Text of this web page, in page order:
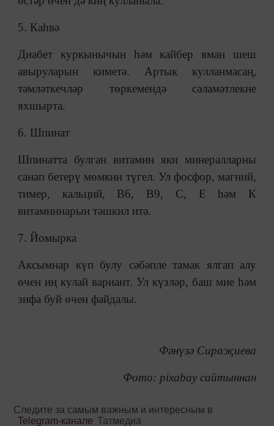
5. Каһвә
Диабет куркынычын һәм кайбер яман шеш
авыруларын киметә. Артык кулланмасаң,
тәмләткечләр төркемендә сәламәтлекне
яхшырта.
6. Шпинат
Шпинатта булган витамин яки минералларны
санап бетерү мөмкин түгел. Ул фосфор, магний,
тимер, кальций, В6, В9, С, Е һәм К
витаминнарын тәшкил итә.
7. Йомырка
Аксымнар күп булу сәбәпле тамак ялгап алу
өчен иң кулай вариант. Ул күзләр, баш мие һәм
зифа буй өчен файдалы.
Фәнүзә Сираҗиева
Фото: pixabay сайтыннан
Следите за самым важным и интересным в
Telegram-канале Татмедиа